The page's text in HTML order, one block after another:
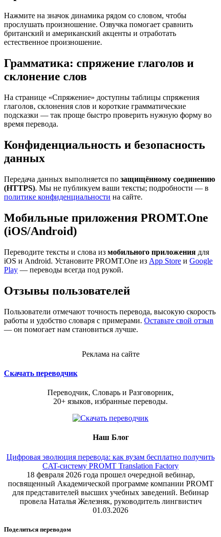
Нажмите на значок динамика рядом со словом, чтобы
прослушать произношение. Озвучка помогает сравнить
британский и американский акценты и отработать
естественное произношение.
Грамматика: спряжение глаголов и
склонение слов
На странице «Спряжение» доступны таблицы спряжения
глаголов, склонения слов и короткие грамматические
подсказки — так проще быстро проверить нужную форму во
время перевода.
Конфиденциальность и безопасность
данных
Передача данных выполняется по защищённому соединению
(HTTPS). Мы не публикуем ваши тексты; подробности — в
политике конфиденциальности на сайте.
Мобильные приложения PROMT.One
(iOS/Android)
Переводите тексты и слова из мобильного приложения для
iOS и Android. Установите PROMT.One из App Store и Google
Play — переводы всегда под рукой.
Отзывы пользователей
Пользователи отмечают точность перевода, высокую скорость
работы и удобство словаря с примерами. Оставьте свой отзыв
— он помогает нам становиться лучше.
Реклама на сайте
Скачать переводчик
Переводчик, Словарь и Разговорник,
20+ языков, избранные переводы.
Наш Блог
Цифровая эволюция перевода: как вузам бесплатно получить
CAT-систему PROMT Translation Factory
18 февраля 2026 года прошел очередной вебинар,
посвященный Академической программе компании PROMT
для представителей высших учебных заведений. Вебинар
провела Наталья Железняк, руководитель лингвистич
01.03.2026
Поделиться переводом